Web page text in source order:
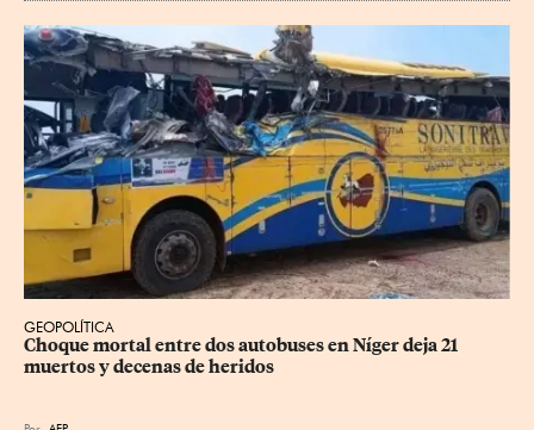
GEOPOLÍTICA
Choque mortal entre dos autobuses en Níger deja 21
muertos y decenas de heridos
Por AFP